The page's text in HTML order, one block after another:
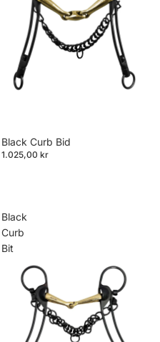
Black Curb Bid
1.025,00 kr
Black
Curb
Bit